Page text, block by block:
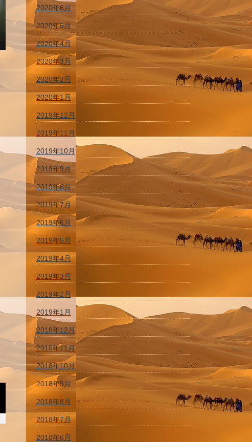
2020年6月
2020年5月
2020年4月
2020年3月
2020年2月
2020年1月
2019年12月
2019年11月
2019年10月
2019年9月
2019年8月
2019年7月
2019年6月
2019年5月
2019年4月
2019年3月
2019年2月
2019年1月
2018年12月
2018年11月
2018年10月
2018年9月
2018年8月
2018年7月
2018年6月